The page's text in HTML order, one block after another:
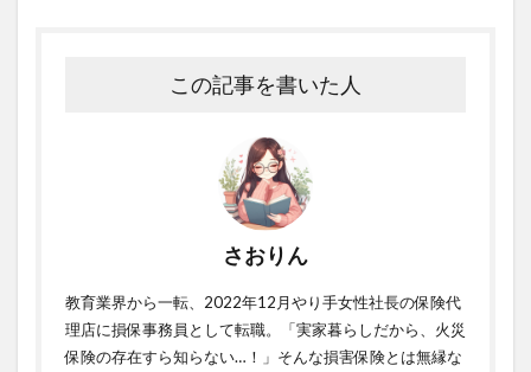
この記事を書いた人
さおりん
教育業界から一転、2022年12月やり手女性社長の保険代
理店に損保事務員として転職。「実家暮らしだから、火災
保険の存在すら知らない…！」そんな損害保険とは無縁な